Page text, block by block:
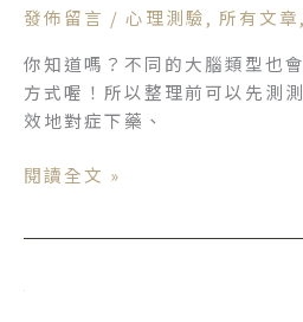
性
格！
｜
心
測
發佈留言 / 心理測驗, 所有文章,
你知道嗎？不同的大腦類型也
方式喔！所以整理前可以先測
效地對症下藥、
影
整
理
方
不
思
類
閱讀全文 »
你